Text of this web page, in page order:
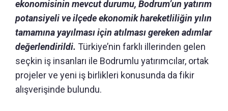
ekonomisinin mevcut durumu, Bodrum’un yatırım
potansiyeli ve ilçede ekonomik hareketliliğin yılın
tamamına yayılması için atılması gereken adımlar
değerlendirildi. Türkiye’nin farklı illerinden gelen
seçkin iş insanları ile Bodrumlu yatırımcılar, ortak
projeler ve yeni iş birlikleri konusunda da fikir
alışverişinde bulundu.